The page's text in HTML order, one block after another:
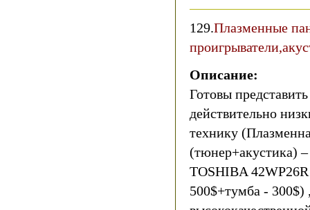
129.Плазменные
Описание:
Готовы
действительно
технику
(тюнер+акустика)
TOSHIBA
500$+тумба - 300$)